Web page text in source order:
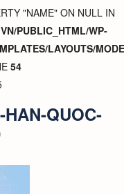
"NAME" ON NULL IN
PUBLIC_HTML/WP-
LAYOUTS/
54
QUOC-